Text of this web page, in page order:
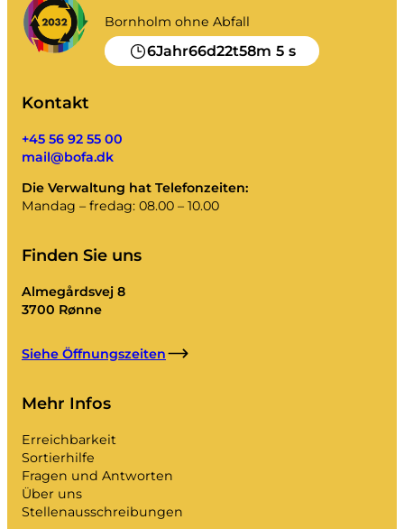
Kompost
Abriss und Renovierung
Mehr Infos
Die Öffnungszeiten
Abfalltarife (privat)
Link zu den BRK-Grundregeln
Selbstbedienung
Mein Unrat
Abfall-Portal
Kalender leeren und mehr.
Kontakt
Stellenausschreibungen
Das Unternehmen BOFA
Bornholm ohne Abfall
6Jahr66d22t58m 5 s
Kontakt
+45 56 92 55 00
mail@bofa.dk
Die Verwaltung hat Telefonzeiten:
Mandag – fredag: 08.00 – 10.00
Finden Sie uns
Almegårdsvej 8
3700 Rønne
Siehe Öffnungszeiten
Mehr Infos
Erreichbarkeit
Sortierhilfe
Fragen und Antworten
Über uns
Stellenausschreibungen